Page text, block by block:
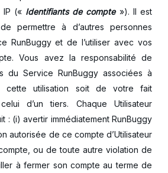
IP (« Identifiants de compte»). Il est
permettre à d’autres personnes
RunBuggy et de l’utiliser avec vos
Vous avez la responsabilité de
du Service RunBuggy associées à
cette utilisation soit de votre fait
d’un tiers. Chaque Utilisateur
: (i) avertir immédiatement RunBuggy
autorisée de ce compte d’Utilisateur
ou de toute autre violation de
à fermer son compte au terme de